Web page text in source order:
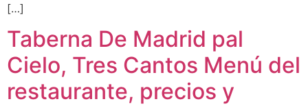
[…]
Taberna De Madrid pal
Cielo, Tres Cantos Menú del
restaurante, precios y